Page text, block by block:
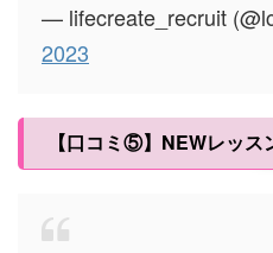
— lifecreate_recruit
2023
【口コミ⑤】 NEWレッス